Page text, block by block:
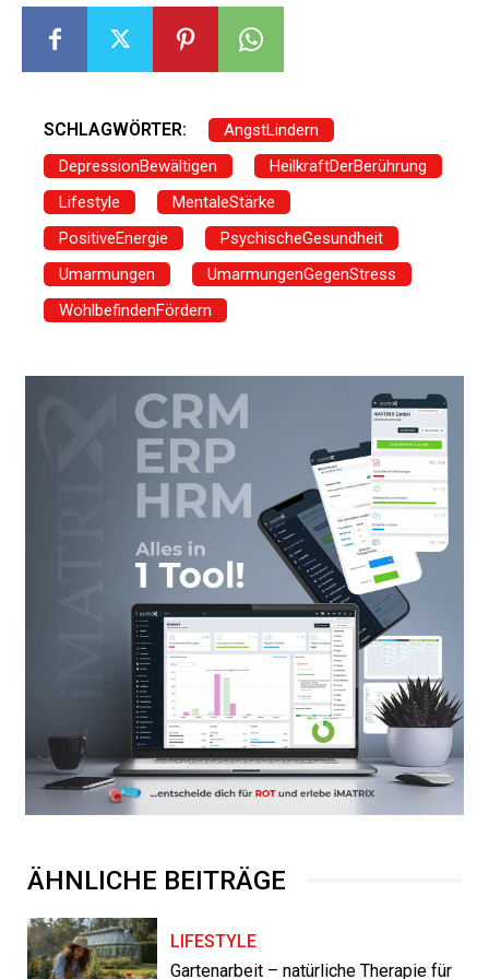
SCHLAGWÖRTER:
AngstLindern
DepressionBewältigen
HeilkraftDerBerührung
Lifestyle
MentaleStärke
PositiveEnergie
PsychischeGesundheit
Umarmungen
UmarmungenGegenStress
WohlbefindenFördern
ÄHNLICHE BEITRÄGE
LIFESTYLE
Gartenarbeit – natürliche Therapie für